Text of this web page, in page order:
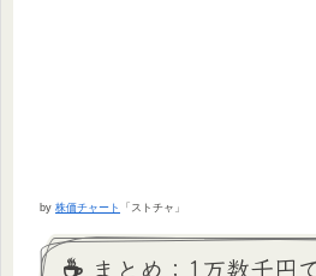
by 株価チャート 「ストチャ」
☕️ まとめ：1万数千円